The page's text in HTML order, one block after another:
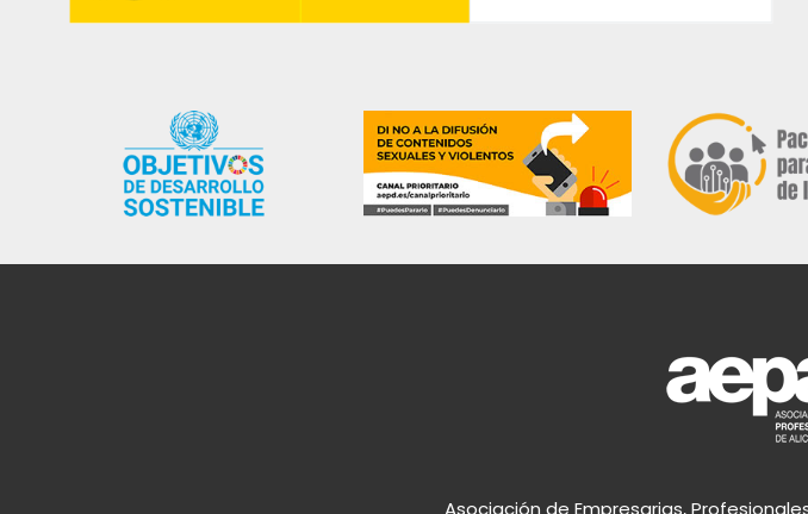
Asociación de Empresarias,